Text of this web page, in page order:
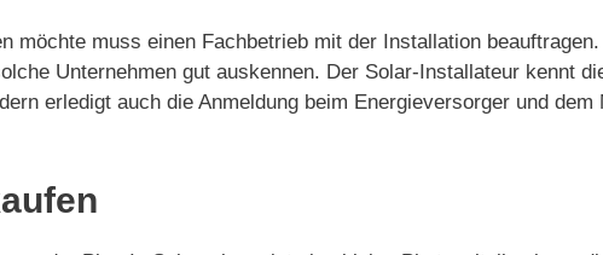
möchte muss einen Fachbetrieb mit der Installation
Unternehmen gut auskennen. Der Solar-Installateur kennt
erledigt auch die Anmeldung beim Energieversorger und